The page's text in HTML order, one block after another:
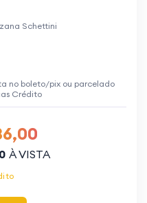
Schettini
no boleto/pix ou parcelado
Crédito
À VISTA